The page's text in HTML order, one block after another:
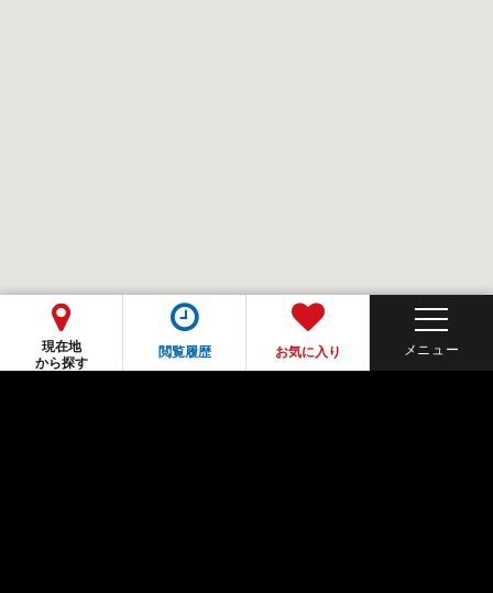
現在地
から探す
閲覧履歴 お気に入り